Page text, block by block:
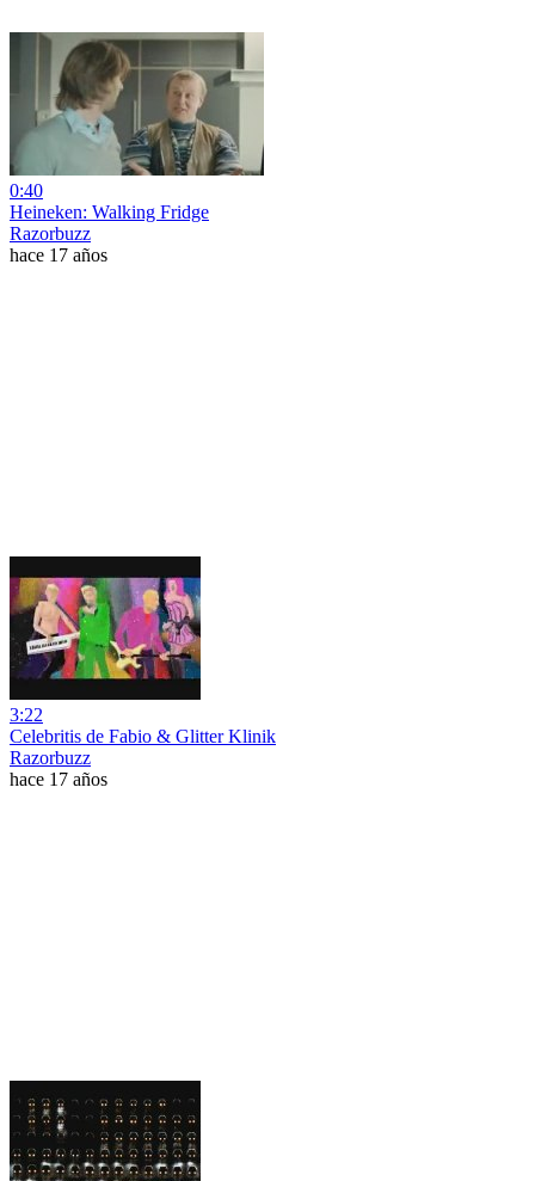
0:40
Heineken: Walking Fridge
Razorbuzz
hace 17 años
3:22
Celebritis de Fabio & Glitter Klinik
Razorbuzz
hace 17 años